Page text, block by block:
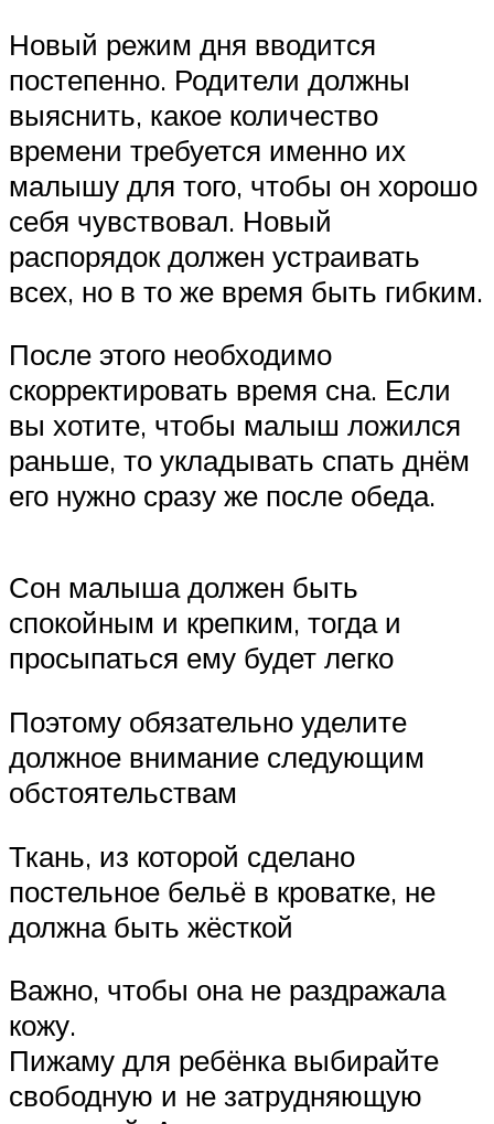
Новый режим дня вводится
постепенно. Родители должны
выяснить, какое количество
времени требуется именно их
малышу для того, чтобы он хорошо
себя чувствовал. Новый
распорядок должен устраивать
всех, но в то же время быть гибким.
После этого необходимо
скорректировать время сна. Если
вы хотите, чтобы малыш ложился
раньше, то укладывать спать днём
его нужно сразу же после обеда.
Сон малыша должен быть
спокойным и крепким, тогда и
просыпаться ему будет легко
Поэтому обязательно уделите
должное внимание следующим
обстоятельствам
Ткань, из которой сделано
постельное бельё в кроватке, не
должна быть жёсткой
Важно, чтобы она не раздражала
кожу.
Пижаму для ребёнка выбирайте
свободную и не затрудняющую